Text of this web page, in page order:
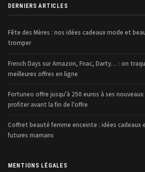
DERNIERS ARTICLES
Fête des Mères : nos idées cadeaux mode et
tromper
French Days sur Amazon, Fnac, Darty… : on
meilleures offres en ligne
Fortuneo offre jusqu'à 250 euros à ses
profiter avant la fin de l'offre
Coffret beauté femme enceinte : idées cadeaux
futures mamans
MENTIONS LÉGALES